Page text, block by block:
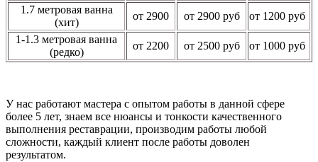
1.7 метровая ванна
(хит)
от 2900 от 2900 руб
от 1200 руб
1-1.3 метровая ванна
(редко)
от 2200 от 2500 руб от 1000 руб
У нас работают мастера с опытом работы в данной сфере
более 5 лет, знаем все нюансы и тонкости качественного
выполнения реставрации, производим работы любой
сложности, каждый клиент после работы доволен
результатом.